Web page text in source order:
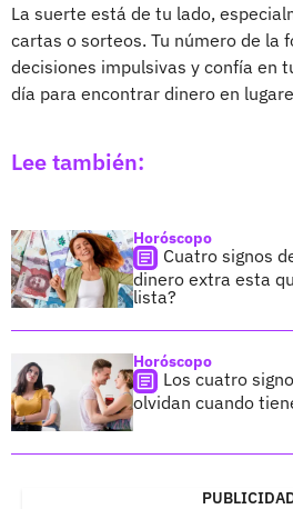
La suerte está de tu lado,
cartas o sorteos. Tu número de la
decisiones impulsivas y confía en
día para encontrar dinero en
Lee también:
Horóscopo
Cuatro signos
dinero extra esta
lista?
Horóscopo
Los cuatro
olvidan cuando